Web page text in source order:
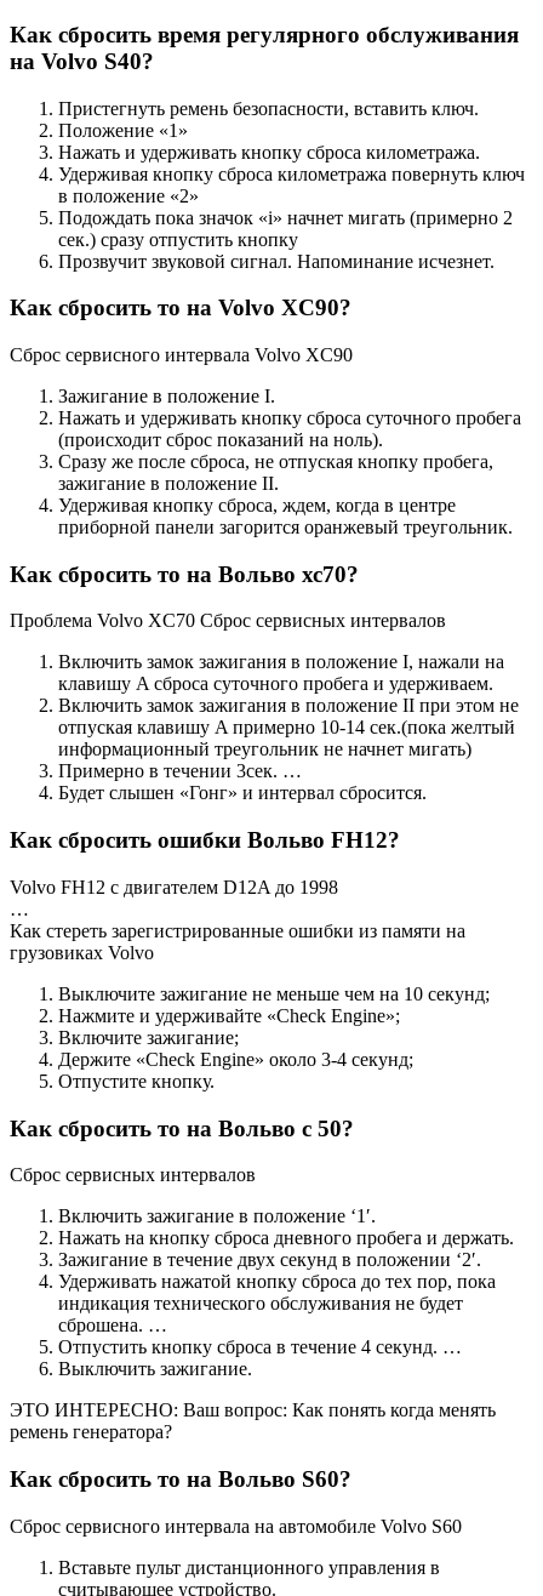
Как сбросить время регулярного обслуживания
на Volvo S40?
Пристегнуть ремень безопасности, вставить ключ.
Положение «1»
Нажать и удерживать кнопку сброса километража.
Удерживая кнопку сброса километража повернуть ключ
в положение «2»
Подождать пока значок «i» начнет мигать (примерно 2
сек.) сразу отпустить кнопку
Прозвучит звуковой сигнал. Напоминание исчезнет.
Как сбросить то на Volvo XC90?
Сброс сервисного интервала Volvo XC90
Зажигание в положение I.
Нажать и удерживать кнопку сброса суточного пробега
(происходит сброс показаний на ноль).
Сразу же после сброса, не отпуская кнопку пробега,
зажигание в положение II.
Удерживая кнопку сброса, ждем, когда в центре
приборной панели загорится оранжевый треугольник.
Как сбросить то на Вольво хс70?
Проблема Volvo XC70 Сброс сервисных интервалов
Включить замок зажигания в положение I, нажали на
клавишу A сброса суточного пробега и удерживаем.
Включить замок зажигания в положение II при этом не
отпуская клавишу A примерно 10-14 сек.(пока желтый
информационный треугольник не начнет мигать)
Примерно в течении 3сек. …
Будет слышен «Гонг» и интервал сбросится.
Как сбросить ошибки Вольво FH12?
Volvo FH12 с двигателем D12A до 1998
…
Как стереть зарегистрированные ошибки из памяти на
грузовиках Volvo
Выключите зажигание не меньше чем на 10 секунд;
Нажмите и удерживайте «Check Engine»;
Включите зажигание;
Держите «Check Engine» около 3-4 секунд;
Отпустите кнопку.
Как сбросить то на Вольво с 50?
Сброс сервисных интервалов
Включить зажигание в положение ‘1′.
Нажать на кнопку сброса дневного пробега и держать.
Зажигание в течение двух секунд в положении ‘2′.
Удерживать нажатой кнопку сброса до тех пор, пока
индикация технического обслуживания не будет
сброшена. …
Отпустить кнопку сброса в течение 4 секунд. …
Выключить зажигание.
ЭТО ИНТЕРЕСНО: Ваш вопрос: Как понять когда менять
ремень генератора?
Как сбросить то на Вольво S60?
Сброс сервисного интервала на автомобиле Volvo S60
Вставьте пульт дистанционного управления в
считывающее устройство.